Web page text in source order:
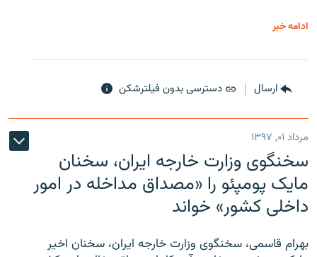
ادامه خبر
ارسال دسترسی بدون فیلترشکن
مرداد ۰۱, ۱۳۹۷
سخنگوی وزارت خارجه ایران، سخنان
مایک پومپئو را «مصداق مداخله در امور
داخلی کشور» خواند
بهرام قاسمی، سخنگوی وزارت خارجه ایران، سخنان اخیر